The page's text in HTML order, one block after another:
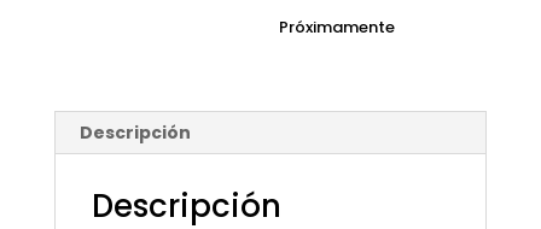
Próximamente
Descripción
Descripción